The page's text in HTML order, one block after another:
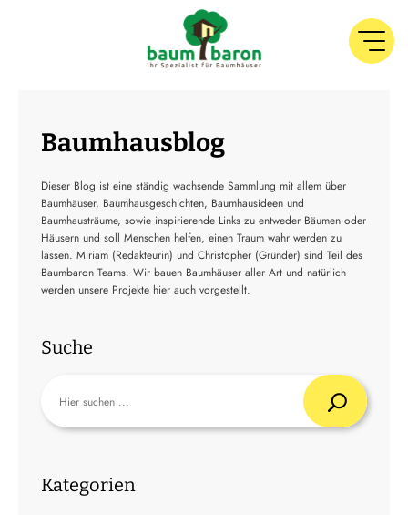
Baumhausblog
Dieser Blog ist eine ständig wachsende Sammlung mit allem über
Baumhäuser, Baumhausgeschichten, Baumhausideen und
Baumhausträume, sowie inspirierende Links zu entweder Bäumen oder
Häusern und soll Menschen helfen, einen Traum wahr werden zu
lassen. Miriam (Redakteurin) und Christopher (Gründer) sind Teil des
Baumbaron Teams. Wir bauen Baumhäuser aller Art und natürlich
werden unsere Projekte hier auch vorgestellt.
Suche
Kategorien